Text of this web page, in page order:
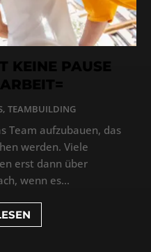
KEINE PAUSE
, TEAMBUILDING
Team aufzubauen, das
werden. Viele
erst dann über
wenn es...